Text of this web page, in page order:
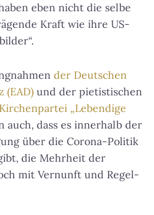
eben nicht die selbe
Kraft wie ihre US-
der Deutschen
(EAD) und der pietistischen
„Lebendige
auch, dass es innerhalb der
über die Corona-Politik
die Mehrheit der
mit Vernunft und Regel-